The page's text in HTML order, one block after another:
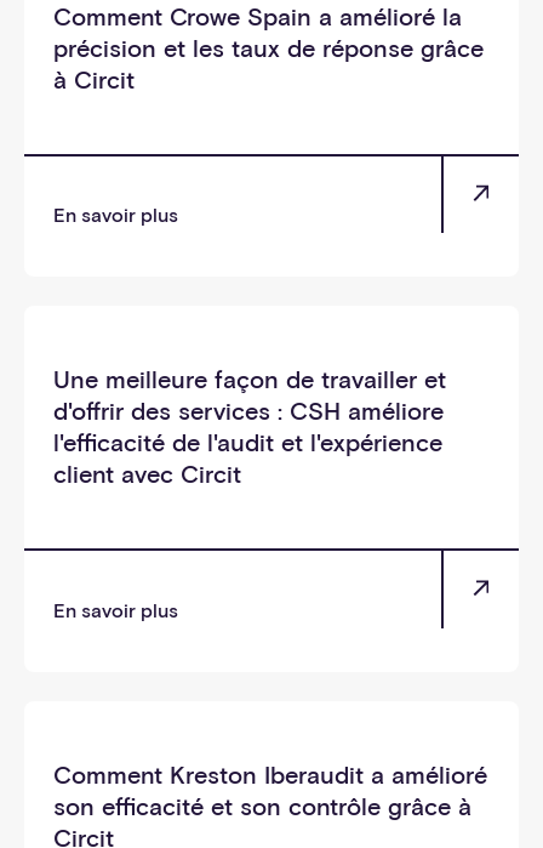
Comment Crowe Spain a amélioré la
précision et les taux de réponse grâce
à Circit
En savoir plus
Une meilleure façon de travailler et
d'offrir des services : CSH améliore
l'efficacité de l'audit et l'expérience
client avec Circit
En savoir plus
Comment Kreston Iberaudit a amélioré
son efficacité et son contrôle grâce à
Circit